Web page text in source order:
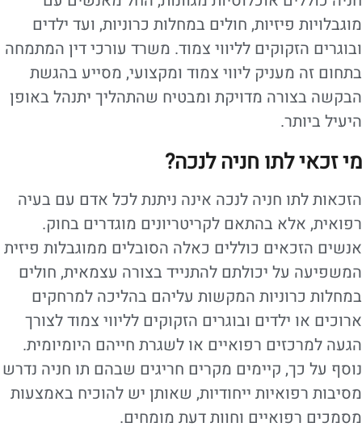
מוגבלויות פיזיות, חולים במחלות כרוניות, ועד ילדים
ובוגרים הזקוקים לליווי צמוד. משרד עורכי דין המתמחה
בתחום זה מעניק ליווי צמוד ומקצועי, מסייע בהגשת
הבקשה בצורה מדויקת ומבטיח שהתהליך יתנהל באופן
היעיל ביותר.
מי זכאי לתו חניה לנכה?
הזכאות לתו חניה לנכה אינה ניתנת לכל אדם עם בעיה
רפואית, אלא בהתאם לקריטריונים מוגדרים בחוק.
אנשים הזכאים כוללים כאלה הסובלים ממוגבלות פיזית
המשפיעה על יכולתם להתנייד בצורה עצמאית, חולים
במחלות כרוניות המקשות עליהם בהליכה למרחקים
ארוכים או ילדים ובוגרים הזקוקים לליווי צמוד לצורך
הגעה למרכזים רפואיים או לשגרת חייהם היומיומית.
נוסף על כך, קיימים מקרים חריגים שבהם תו חניה נדרש
מסיבות רפואיות ייחודיות, שאותן יש להוכיח באמצעות
מסמכים רפואיים וחוות דעת מומחים.